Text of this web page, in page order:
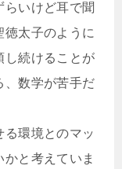
いけど耳で聞
徳太子のように
し続けることが
、数学が苦手だ
る環境とのマッ
と考えていま